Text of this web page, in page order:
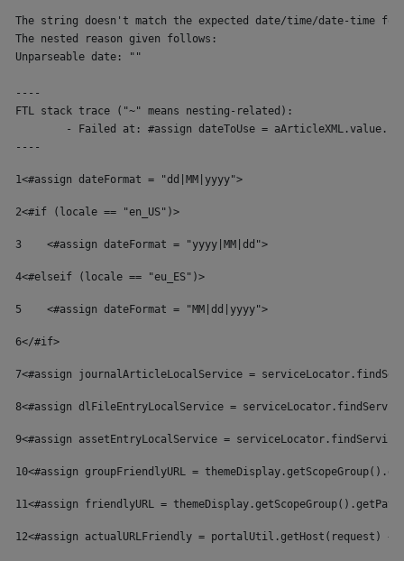
The string doesn't match the expected date/time/date-time
The nested reason given follows:
Unparseable date: ""
----
FTL stack trace ("~" means nesting-related):
----
1<#assign dateFormat = "dd|MM|yyyy">
2<#if (locale == "en_US")>
3
    <#assign dateFormat = "yyyy|MM|dd">
4<#elseif (locale == "eu_ES")>
5
    <#assign dateFormat = "MM|dd|yyyy">
6</#if>
7<#assign journalArticleLocalService =
8<#assign dlFileEntryLocalService =
9<#assign assetEntryLocalService =
10<#assign groupFriendlyURL =
11<#assign friendlyURL =
12<#assign actualURLFriendly = portalUtil.getHost(request)